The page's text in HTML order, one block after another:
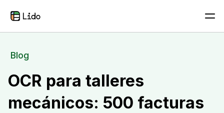
Blog
OCR para talleres
mecánicos: 500 facturas